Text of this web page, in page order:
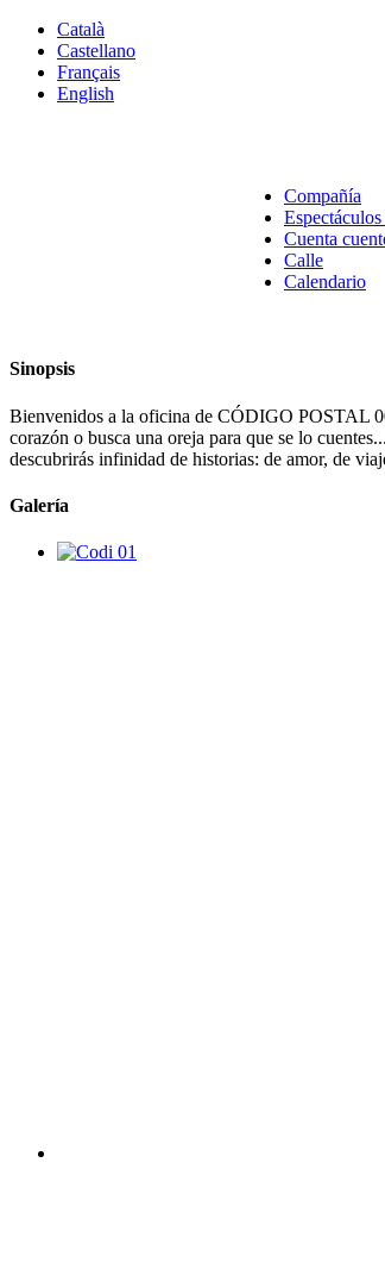
Català
Castellano
Français
English
Compañía
Espectáculos
Cuenta
Calle
Calendario
Sinopsis
Bienvenidos a la oficina de CÓDIGO POSTAL
corazón o busca una oreja para que se lo
descubrirás infinidad de historias: de amor, de
Galería